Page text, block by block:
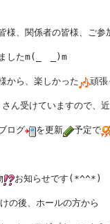
様、関係者の皆様、ご参
ましたm(_ _)m
から、楽しかった 頑
さん受けていますので、
ログ を更新 予定で
お知らせです(*^^*)
の後、ホールの方から